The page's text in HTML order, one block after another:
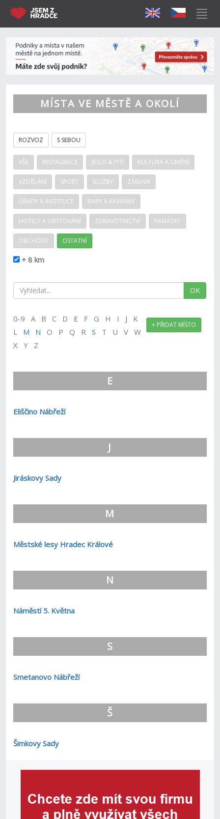
MÍSTA VE MĚSTĚ A OKOLÍ
ROZVOZ S SEBOU
VŠE RESTAURACE JÍDLO & PITÍ KULTURA A UMĚNÍ
VZDĚLÁNÍ SPORT SLUŽBY ZÁBAVA
ÚŘADY A INSTITUCE BARY A KAVÁRNY
HOTELY A UBYTOVÁNÍ ZDRAVOTNICTVÍ PAMÁTKY
OBCHODY OSTATNÍ
+ 8 km
OK
+ PŘIDAT MÍSTO
0-9 A B C D E F G H I J K
L M N O P Q RS T U V W
X Y Z
E
Eliščino Nábřeží
J
Jiráskovy Sady
M
Městské lesy Hradec Králové
N
Náměstí 5. Května
S
Smetanovo Nábřeží
Š
Šimkovy Sady